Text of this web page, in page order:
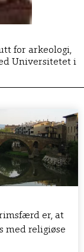
for arkeologi,
Universitetet i
er, at
med religiøse